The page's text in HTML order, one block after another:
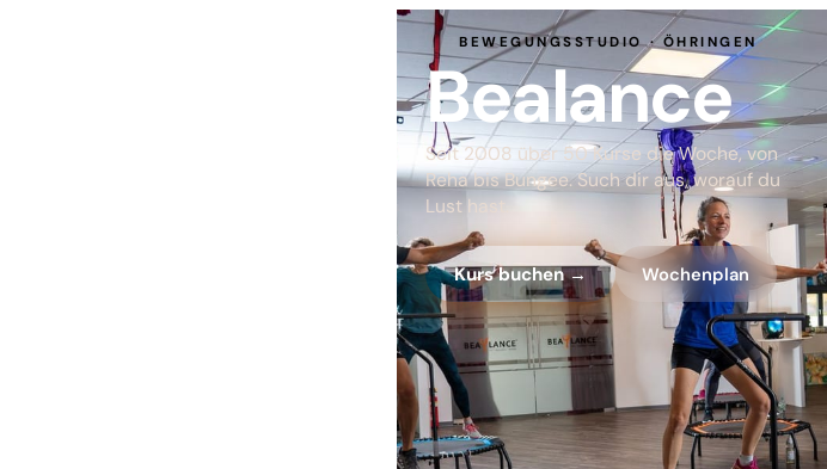
Bealance · Yoga,
BEWEGUNGSSTUDIO · ÖHRINGEN
Bealance
Seit 2008 über 50 Kurse die Woche, von
Reha bis Bungee. Such dir aus, worauf du
Lust hast.
Kurs buchen → Wochenplan